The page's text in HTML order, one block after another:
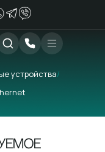
устройства/